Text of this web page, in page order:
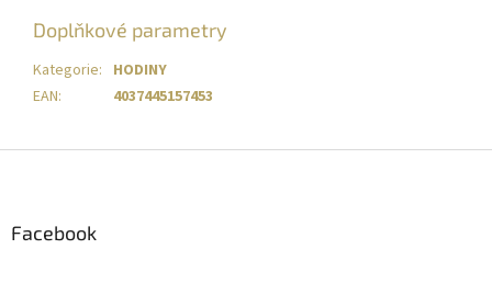
Doplňkové parametry
Kategorie: HODINY
EAN: 4037445157453
Facebook